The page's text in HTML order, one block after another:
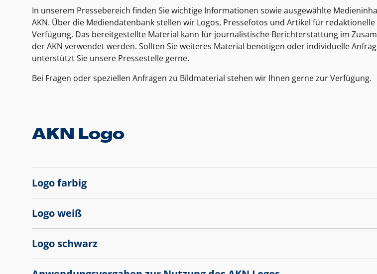
In unserem Pressebereich finden Sie wichtige Informationen sowie ausgewählte
AKN. Über die Mediendatenbank stellen wir Logos, Pressefotos und Artikel für redaktionelle
Verfügung. Das bereitgestellte Material kann für journalistische Berichterstattung im
der AKN verwendet werden. Sollten Sie weiteres Material benötigen oder individuelle
unterstützt Sie unsere Pressestelle gerne.
Bei Fragen oder speziellen Anfragen zu Bildmaterial stehen wir Ihnen gerne zur Verfügung.
AKN Logo
Logo farbig
Logo weiß
Logo schwarz